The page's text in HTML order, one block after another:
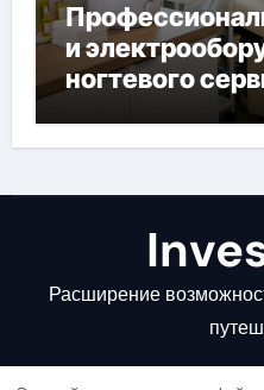
и
ногтевого
наращивания
депиляции
Расширение